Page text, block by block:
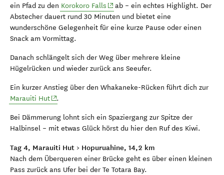
ein Pfad zu den Korokoro Falls (opens in new window)
ab – ein echtes Highlight. Der
Abstecher dauert rund 30 Minuten und bietet eine
wunderschöne Gelegenheit für eine kurze Pause oder einen
Snack am Vormittag.
Danach schlängelt sich der Weg über mehrere kleine
Hügelrücken und wieder zurück ans Seeufer.
Ein kurzer Anstieg über den Whakaneke-Rücken führt dich zur
Marauiti Hut(opens in new window)
.
Bei Dämmerung lohnt sich ein Spaziergang zur Spitze der
Halbinsel – mit etwas Glück hörst du hier den Ruf des Kiwi.
Tag 4, Marauiti Hut > Hopuruahine, 14,2 km
Nach dem Überqueren einer Brücke geht es über einen kleinen
Pass zurück ans Ufer bei der Te Totara Bay.